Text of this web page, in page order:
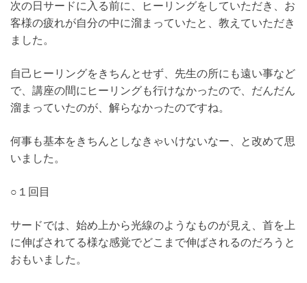
次の日サードに入る前に、ヒーリングをしていただき、お
客様の疲れが自分の中に溜まっていたと、教えていただき
ました。
自己ヒーリングをきちんとせず、先生の所にも遠い事など
で、講座の間にヒーリングも行けなかったので、だんだん
溜まっていたのが、解らなかったのですね。
何事も基本をきちんとしなきゃいけないなー、と改めて思
いました。
○１回目
サードでは、始め上から光線のようなものが見え、首を上
に伸ばされてる様な感覚でどこまで伸ばされるのだろうと
おもいました。